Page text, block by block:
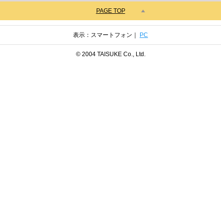
PAGE TOP
表示：スマートフォン｜ PC
© 2004 TAISUKE Co., Ltd.